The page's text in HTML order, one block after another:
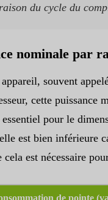
du cycle du
nominale par
souvent
cette puissance
pour le
est bien inférieure
est nécessaire